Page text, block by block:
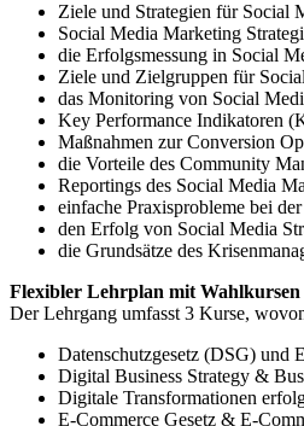
Ziele und Strategien für Social
Social Media Marketing
die Erfolgsmessung in Social
Ziele und Zielgruppen für
das Monitoring von Social
Key Performance Indikatoren
Maßnahmen zur Conversion
die Vorteile des Community
Reportings des Social Media
einfache Praxisprobleme bei
den Erfolg von Social Media
die Grundsätze des
Flexibler Lehrplan mit Wahlkursen
Der Lehrgang umfasst 3 Kurse,
Datenschutzgesetz (DSG)
Digital Business Strategy &
Digitale Transformationen
E-Commerce Gesetz & E-